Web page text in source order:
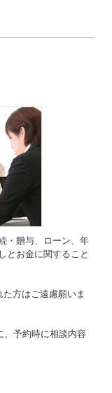
・贈与、ローン、年
とお金に関すること
方はご遠慮願いま
、予約時に相談内容